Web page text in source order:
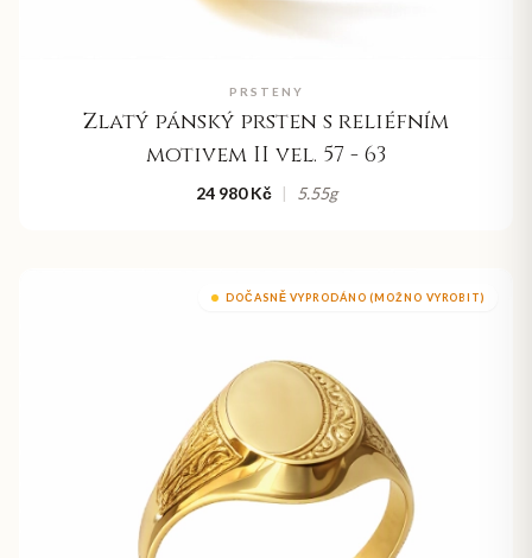
PRSTENY
Zlatý pánský prsten s reliéfním
motivem II vel. 57 - 63
24 980 Kč | 5.55g
DOČASNĚ VYPRODÁNO (MOŽNO VYROBIT)